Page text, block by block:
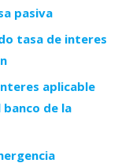
pasiva
tasa de interes
aplicable
de la